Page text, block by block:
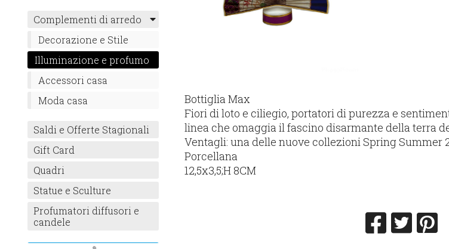
Bottiglia Max
Fiori di loto e ciliegio, portatori di purezza e
linea che omaggia il fascino disarmante della terra
Ventagli: una delle nuove collezioni Spring Summer
Porcellana
12,5x3,5;H 8CM
Complementi di arredo
Decorazione e Stile
Illuminazione e profumo
Accessori casa
Moda casa
Saldi e Offerte Stagionali
Gift Card
Quadri
Statue e Sculture
Profumatori diffusori e
candele